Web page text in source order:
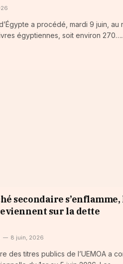
a procédé, mardi 9 juin, au
égyptiennes, soit environ
secondaire s’enflamme,
sur la dette
8 juin, 2026
des titres publics de l’UEMOA a